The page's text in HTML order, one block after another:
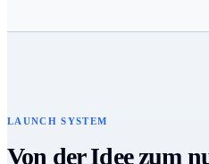
LAUNCH SYSTEM
Von der Idee zum